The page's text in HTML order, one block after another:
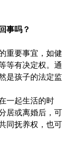
事吗？
重要事宜，如健
等有决定权。通
是孩子的法定监
一起生活的时
居或离婚后，可
同抚养权，也可